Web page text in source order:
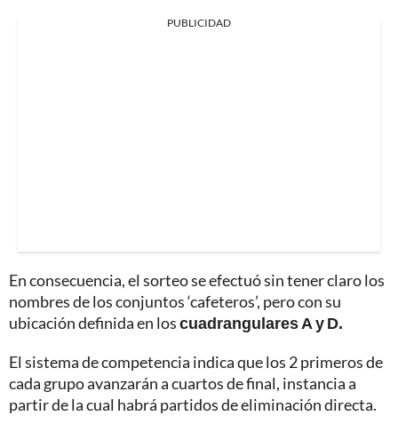
PUBLICIDAD
En consecuencia, el sorteo se efectuó sin tener claro los
nombres de los conjuntos ‘cafeteros’, pero con su
ubicación definida en loscuadrangulares A y D.
El sistema de competencia indica que los 2 primeros de
cada grupo avanzarán a cuartos de final, instancia a
partir de la cual habrá partidos de eliminación directa.